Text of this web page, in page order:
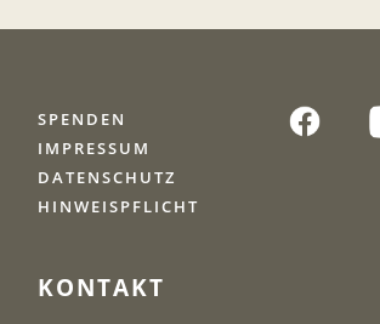
SPENDEN
IMPRESSUM
DATENSCHUTZ
HINWEISPFLICHT
KONTAKT